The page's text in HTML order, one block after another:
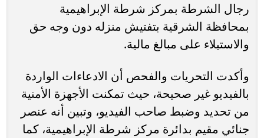
رجال الشرطة بمركز شرطة الإبراهيمية
بمحافظة الشرقية بتفتيش منزله دون وجه حق
والاستيلاء على مبالغ مالية.
وأكدت التحريات والفحص أن الادعاءات الواردة
بالفيديو غير صحيحة، حيث تمكنت الأجهزة الأمنية
من تحديد وضبط صاحب الفيديو، وتبين أنه عنصر
جنائي مقيم بدائرة مركز شرطة الإبراهيمية، كما